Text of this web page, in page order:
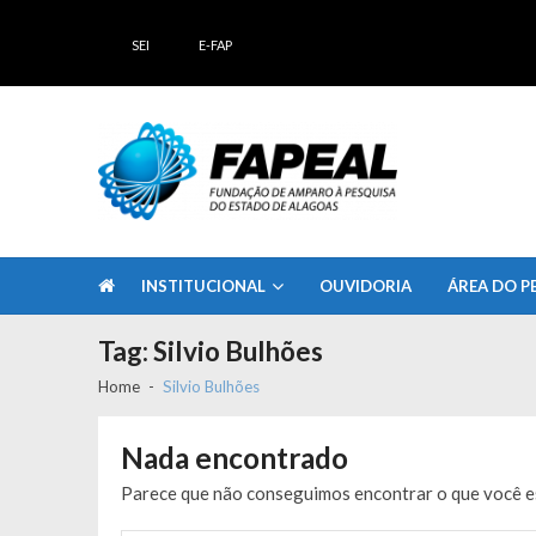
SEI E-FAP
INSTITUCIONAL OUVIDORIA ÁREA DO
Tag:Silvio Bulhões
Home Silvio Bulhões
Nada encontrado
Parece que não conseguimos encontrar o que você